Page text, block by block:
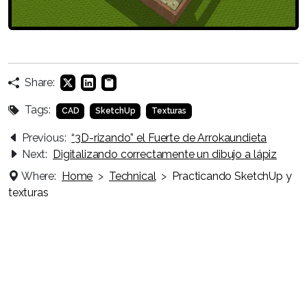
Share:
Tags: CAD SketchUp Texturas
Previous: “3D-rizando” el Fuerte de Arrokaundieta
Next: Digitalizando correctamente un dibujo a lápiz
Where: Home > Technical > Practicando SketchUp y
texturas